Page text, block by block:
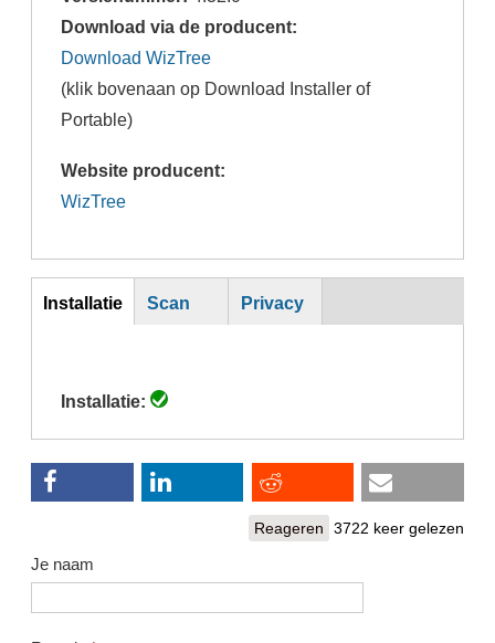
Download via de producent:
Download WizTree
(klik bovenaan op Download Installer of
Portable)
Website producent:
WizTree
Inst
Installatie
Scan Privacy
Installatie:
Reageren 3722 keer gelezen
Je naam